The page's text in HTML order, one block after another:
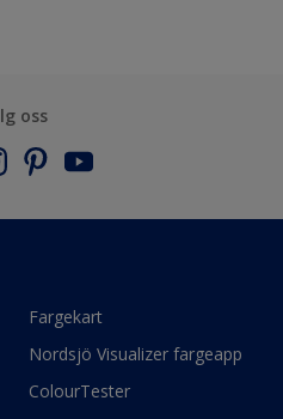
oss
Fargekart
Nordsjö Visualizer fargeapp
ColourTester